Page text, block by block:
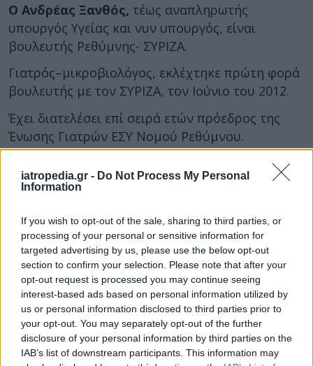
iatropedia.gr - Do Not Process My Personal
Information
If you wish to opt-out of the sale, sharing to third parties, or
processing of your personal or sensitive information for
targeted advertising by us, please use the below opt-out
section to confirm your selection. Please note that after your
opt-out request is processed you may continue seeing
interest-based ads based on personal information utilized by
us or personal information disclosed to third parties prior to
your opt-out. You may separately opt-out of the further
disclosure of your personal information by third parties on the
IAB’s list of downstream participants. This information may
Ο Ανδρέας Ξανθός, τέως αναπληρωτής
υπουργός Υγείας και νυν υπουργός, είναι
βουλευτής Ρεθύμνης- ΣΥΡΙΖΑ.
Γιατρός–μικροβιολόγος, εκλέχτηκε πρώτη φορά
βουλευτής με τον ΣΥΡΙΖΑ, τον Ιούνιο του 2012.
Έχει διατελέσει επί σειρά ετών πρόεδρος της
Ένωσης Γιατρών ΕΣΥ Νομού Ρεθύμνου.
Διετέλεσε επίσης γραμματέας της Νομαρχιακής
Επιτροπής Ρεθύμνου του ΣΥΝ και μέλος της ΚΠΕ.
με την Εναλλακτική Κίνηση Πολιτών και στις
βουλευτικές εκλογές του 2009 ως υποψήφιος
του ΣΥΡΙΖΑ.
Tον Οκτώβριο του 2010 ήταν υποψήφιος
Αντιπεριφερειάρχης στο νομό Ρεθύμνου με τον
συνδιασμό Ριζοσπαστική Συνεργασία Κρήτης με
τον υποψήφιο Περιφερειάρχη Γεώργιο Σταθάκη.